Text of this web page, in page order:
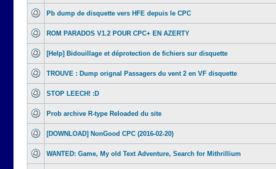
Pb dump de disquette vers HFE depuis le CPC
ROM PARADOS V1.2 POUR CPC+ EN AZERTY
[Help] Bidouillage et déprotection de fichiers sur disquette
TROUVE : Dump orignal Passagers du vent 2 en VF disquette
STOP LEECH! :D
Prob archive R-type Reloaded du site
[DOWNLOAD] NonGood CPC (2016-02-20)
WANTED: Game, My old Text Adventure, Search for Mithrillium